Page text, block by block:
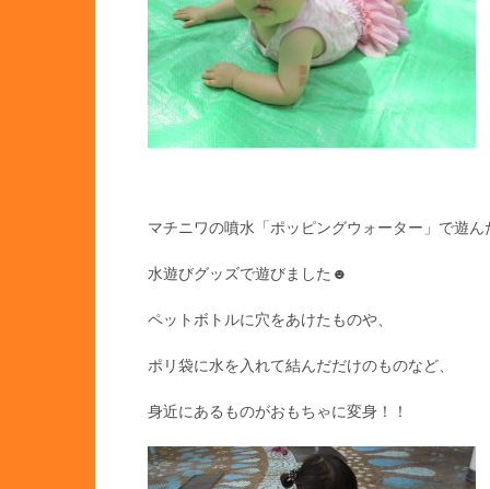
マチニワの噴水「ポッピングウォーター」で遊ん
水遊びグッズで遊びました☻
ペットボトルに穴をあけたものや、
ポリ袋に水を入れて結んだだけのものなど、
身近にあるものがおもちゃに変身！！